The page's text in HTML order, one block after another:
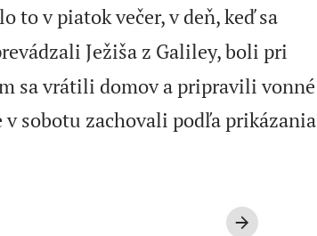
to v piatok večer, v deň, keď sa
Ježiša z Galiley, boli pri
sa vrátili domov a pripravili vonné
sobotu zachovali podľa prikázania